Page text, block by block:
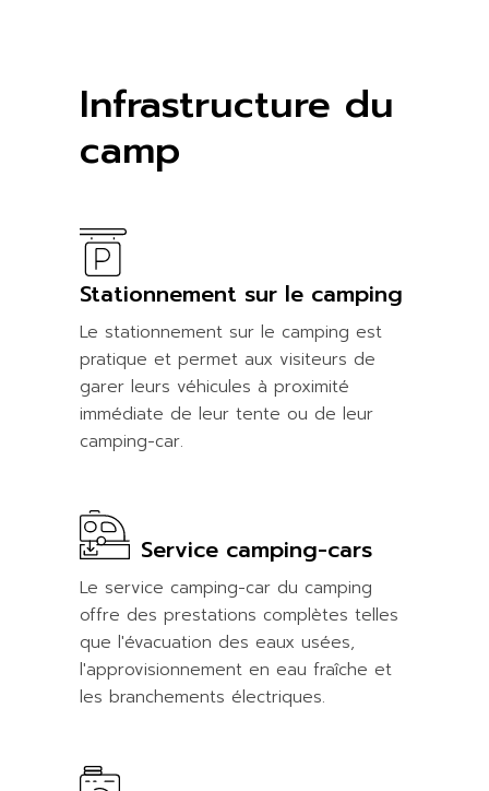
Infrastructure du
camp
Stationnement sur le camping
Le stationnement sur le camping est
pratique et permet aux visiteurs de
garer leurs véhicules à proximité
immédiate de leur tente ou de leur
camping-car.
Service camping-cars
Le service camping-car du camping
offre des prestations complètes telles
que l'évacuation des eaux usées,
l'approvisionnement en eau fraîche et
les branchements électriques.